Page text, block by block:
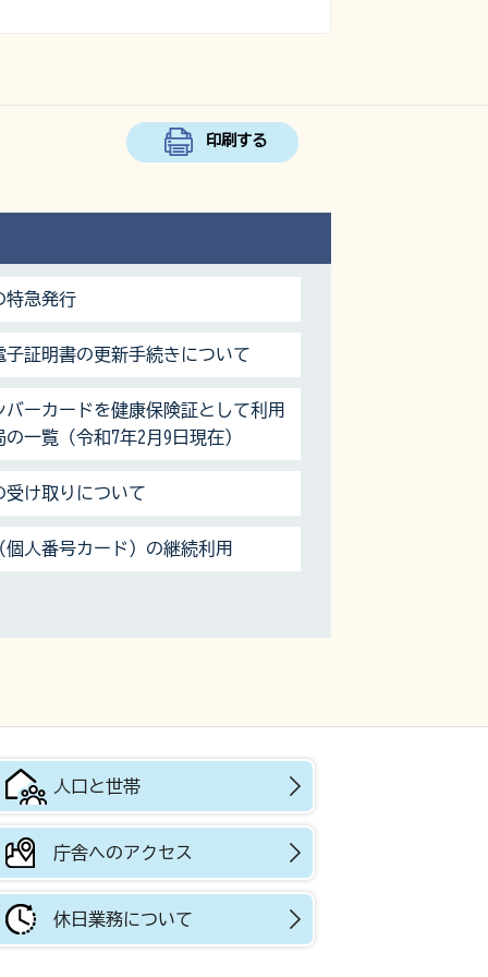
印刷する
特急発行
証明書の更新手続きについて
ーカードを健康保険証として利用
一覧（令和7年2月9日現在）
受け取りについて
人番号カード）の継続利用
人口と世帯
庁舎へのアクセス
休日業務について